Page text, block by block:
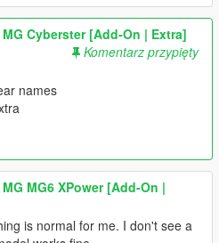
MG Cyberster [Add-On | Extra]
Komentarz przypięty
names
MG6 XPower [Add-On |
is normal for me. I don't see a